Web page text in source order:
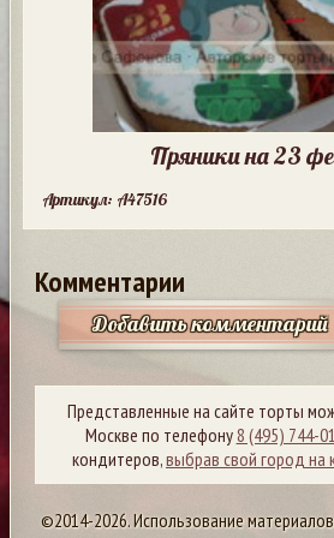
Пряники на 23
Артикул: A47516
Комментарии
Добавить комментарий
Представленные на сайте торты
Москве по телефону8 (495) 744-
кондитеров,выбрав свой город на
©2014-2026. Использование